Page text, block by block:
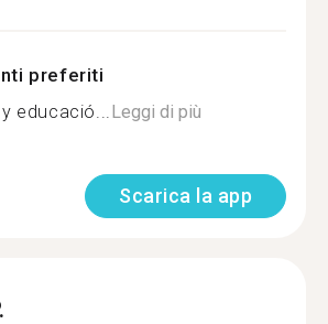
preferiti
educació... Leggi di più
Scarica la app